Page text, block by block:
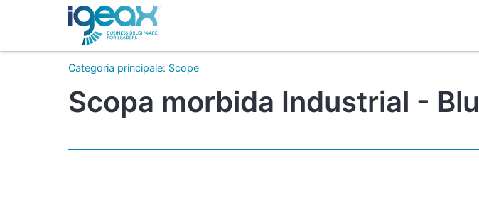
Categoria principale: Scope
Scopa morbida Industrial - Blu